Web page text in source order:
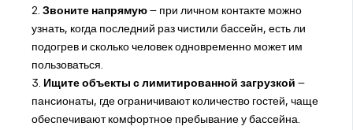
2. Звоните напрямую– при личном контакте можно
узнать, когда последний раз чистили бассейн, есть ли
подогрев и сколько человек одновременно может им
пользоваться.
3. Ищите объекты с лимитированной загрузкой –
пансионаты, где ограничивают количество гостей, чаще
обеспечивают комфортное пребывание у бассейна.